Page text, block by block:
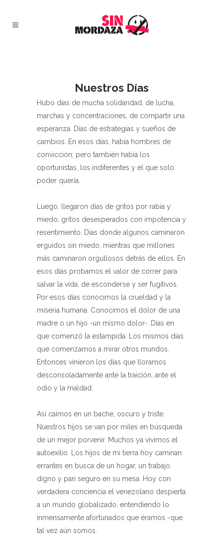
Nuestros Días
Hubo días de mucha solidaridad, de lucha,
marchas y concentraciones, de compartir una
esperanza. Días de estrategias y sueños de
cambios. En esos días, había hombres de
convicción; pero también había los
oportunistas, los indiferentes y el que solo
poder quería.
Luego, llegaron días de gritos por rabia y
miedo, gritos desesperados con impotencia y
resentimiento. Días donde algunos caminaron
erguidos sin miedo, mientras que millones
más caminaron orgullosos detrás de ellos. En
esos días probamos el valor de correr para
salvar la vida, de esconderse y ser fugitivos.
Por esos días conocimos la crueldad y la
miseria humana. Conocimos el dolor de una
madre o un hijo -un mismo dolor-. Días en
que comenzó la estampida. Los mismos días
que comenzamos a mirar otros mundos.
Entonces vinieron los días que lloramos
desconsoladamente ante la traición, ante el
odio y la maldad.
Así caímos en un bache, oscuro y triste.
Nuestros hijos se van por miles en búsqueda
de un mejor porvenir. Muchos ya vivimos el
autoexilio. Los hijos de mi tierra hoy caminan
errantes en busca de un hogar, un trabajo
digno y pan seguro en su mesa. Hoy con
verdadera conciencia el venezolano despierta
a un mundo globalizado, entendiendo lo
inmensamente afortunados que éramos -que
tal vez aún somos.